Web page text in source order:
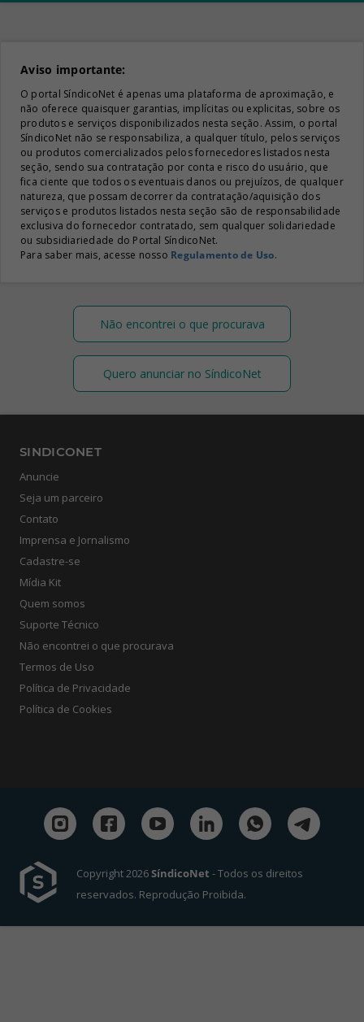
Aviso importante:
O portal SíndicoNet é apenas uma plataforma de aproximação, e
não oferece quaisquer garantias, implícitas ou explicitas, sobre os
produtos e serviços disponibilizados nesta seção. Assim, o portal
SíndicoNet não se responsabiliza, a qualquer título, pelos serviços
ou produtos comercializados pelos fornecedores listados nesta
seção, sendo sua contratação por conta e risco do usuário, que
fica ciente que todos os eventuais danos ou prejuízos, de qualquer
natureza, que possam decorrer da contratação/aquisição dos
serviços e produtos listados nesta seção são de responsabilidade
exclusiva do fornecedor contratado, sem qualquer solidariedade
ou subsidiariedade do Portal SíndicoNet.
Para saber mais, acesse nosso Regulamento de Uso.
Não encontrei o que procurava
Quero anunciar no SíndicoNet
SINDICONET
Anuncie
Seja um parceiro
Contato
Imprensa e Jornalismo
Cadastre-se
Mídia Kit
Quem somos
Suporte Técnico
Não encontrei o que procurava
Termos de Uso
Política de Privacidade
Política de Cookies
Copyright 2026SíndicoNet - Todos os direitos
reservados. Reprodução Proibida.